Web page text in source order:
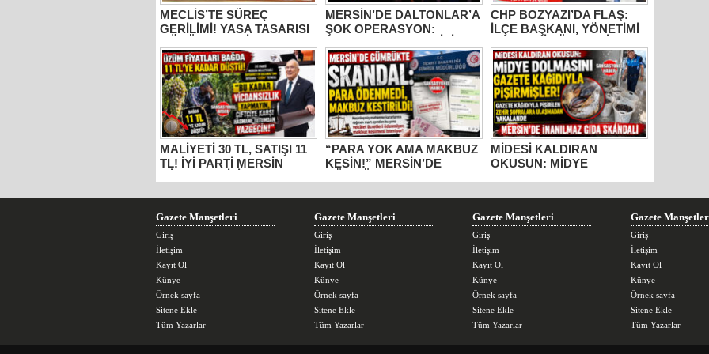
MECLİS’TE SÜREÇ
GERİLİMİ! YASA TASARISI
GÖRÜŞMELERİNE
KATILAN İYİ PARTİ MERSİN
MİLLETVEKİLİ
BURHANETTİN KOCAMAZ:
“ŞEHİT AİLELERİ DEVRE
DIŞI, KATİL APO
MUHATAP!”
MERSİN’DE DALTONLAR’A
ŞOK OPERASYON:
EYLEME GELEN 6 KİŞİ
TUTUKLANDI!
CHP BOZYAZI’DA FLAŞ:
İLÇE BAŞKANI, YÖNETİMİ
VE MECLİS ÜYELERİ
PARTİDEN AYRILDI, YENİ
PARTİ’YE GİTTİ!
MALİYETİ 30 TL, SATIŞI 11
TL! İYİ PARTİ MERSİN
MİLLETVEKİLİ
BURHANETTİN
KOCAMAZ’DAN İKTİDARA
KADAR VİCDANSIZLIK
YAPMAYIN!”
“PARA YOK AMA MAKBUZ
KESİN!” MERSİN’DE
GÜMRÜKTE SKANDAL
YAZIŞMALAR!
MİDESİ KALDIRAN
OKUSUN: MİDYE
KÂĞIDIYLA PİŞİRMİŞLER!
MERSİN’DE İNANILMAZ
Gazete Manşetleri
Giriş
İletişim
Kayıt Ol
Künye
Örnek sayfa
Sitene Ekle
Tüm Yazarlar
Gazete Manşetleri
Giriş
İletişim
Kayıt Ol
Künye
Örnek sayfa
Sitene Ekle
Tüm Yazarlar
Gazete Manşetleri
Giriş
İletişim
Kayıt Ol
Künye
Örnek sayfa
Sitene Ekle
Tüm Yazarlar
Gazete
Giriş
İletişim
Kayıt Ol
Künye
Örnek sayfa
Sitene Ekle
Tüm Yazarlar